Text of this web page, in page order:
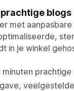
met
in je winkel